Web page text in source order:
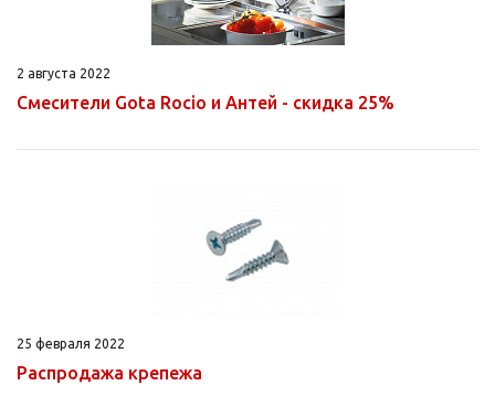
2 августа 2022
Смесители Gota Rocio и Антей - скидка 25%
25 февраля 2022
Распродажа крепежа